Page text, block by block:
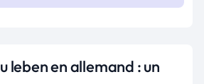
leben en allemand : un